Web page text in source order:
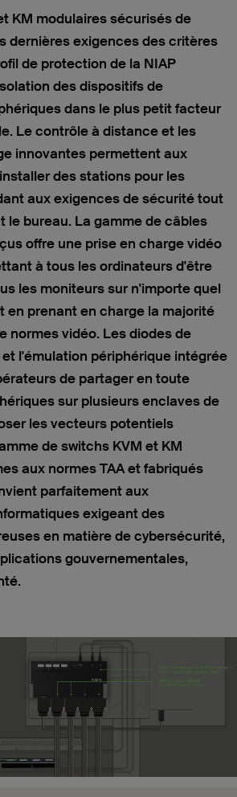
KM modulaires sécurisés de
dernières exigences des critères
de protection de la NIAP
des dispositifs de
dans le plus petit facteur
Le contrôle à distance et les
innovantes permettent aux
des stations pour les
aux exigences de sécurité tout
le bureau. La gamme de câbles
offre une prise en charge vidéo
à tous les ordinateurs d'être
les moniteurs sur n'importe quel
en prenant en charge la majorité
normes vidéo. Les diodes de
l'émulation périphérique intégrée
de partager en toute
sur plusieurs enclaves de
les vecteurs potentiels
de switchs KVM et KM
aux normes TAA et fabriqués
parfaitement aux
exigeant des
en matière de cybersécurité,
gouvernementales,